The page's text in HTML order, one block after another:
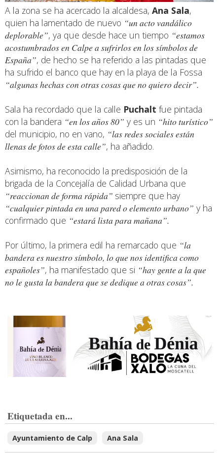
A la zona se ha acercado la alcaldesa, Ana Sala,
quien ha lamentado de nuevo “un acto vandálico
deplorable”, ya que desde hace un tiempo “estamos
acostumbrados en Calpe a sufrirlos en los símbolos de
España”, de hecho se ha referido a las pintadas que
ha sufrido el banco que hay en la playa de la Fossa
“algunas hechas con otras cosas que no quiero decir”.
Sala ha recordado que la calle Puchalt fue pintada
con la bandera “en los años 80” y es un “hito turístico”
del municipio, no en vano, “las redes sociales están
llenas de fotos de esta calle”, ha añadido.
Asimismo, ha reconocido la predisposición de la
brigada de la Concejalía de Calidad Urbana que
“reaccionan de forma rápida” siempre que hay
“cualquier pintada en una pared o elemento urbano” y ha
confirmado que “estará lista para mañana”.
Por último, la primera edil ha remarcado que “la
bandera es nuestro símbolo, lo que nos identifica como
españoles”, ha manifestado que si “hay gente a la que
no le gusta la bandera que se dedique a otras cosas”.
Etiquetada en...
Ayuntamiento de Calp Ana Sala